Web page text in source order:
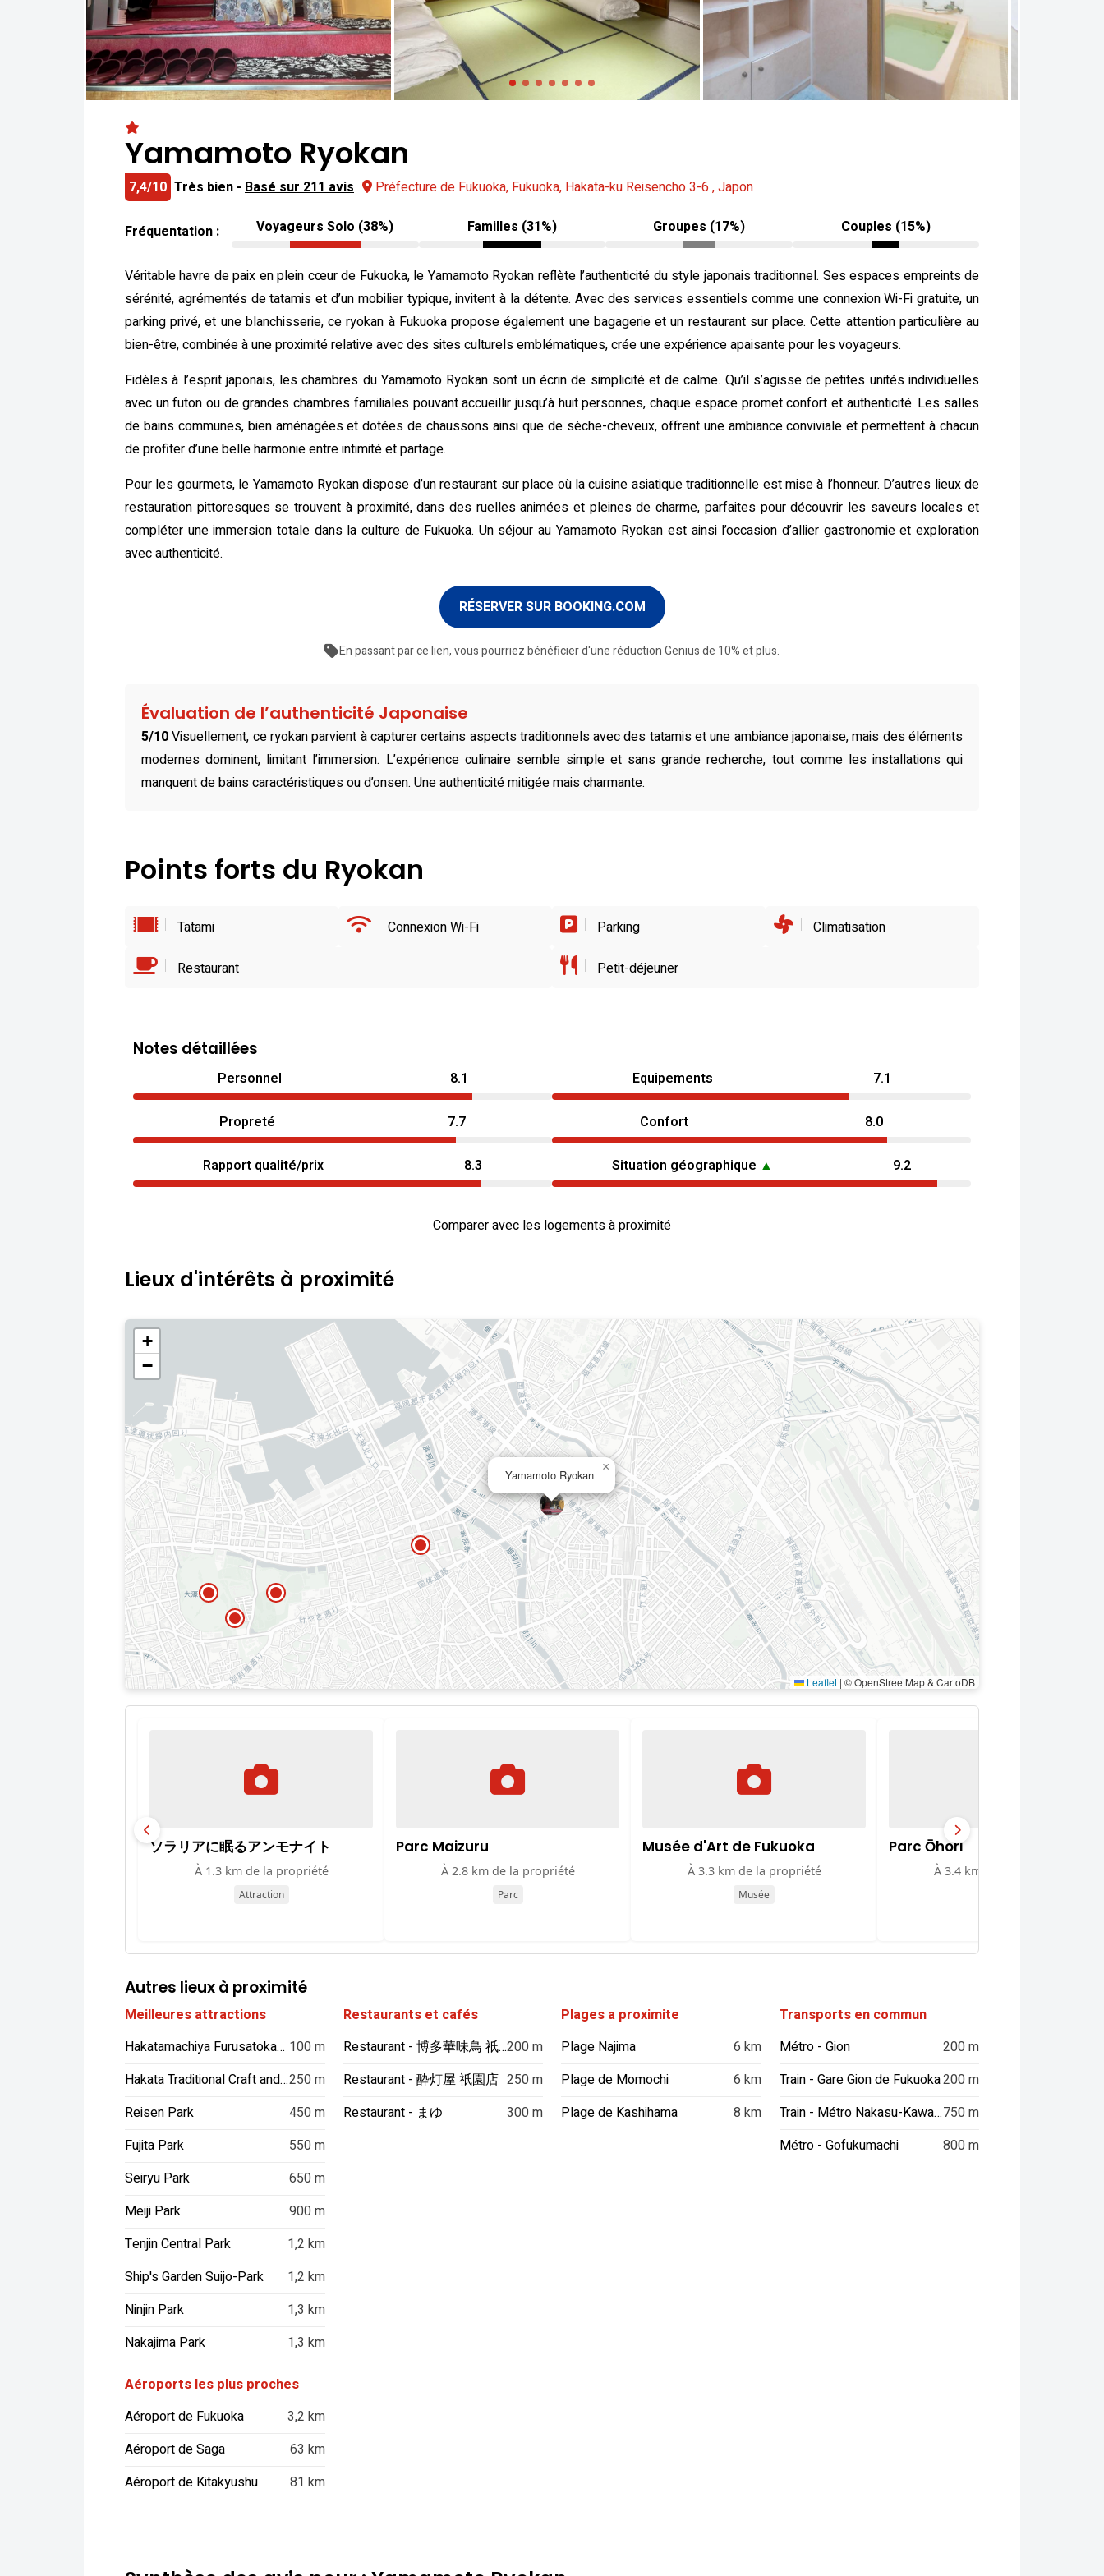
Yamamoto Ryokan
7,4/10 Très bien - Basé sur 211 avis Préfecture de Fukuoka, Fukuoka, Hakata-ku Reisencho 3-6 , Japon
Fréquentation : Voyageurs Solo (38%) Familles (31%) Groupes (17%) Couples (15%)
Véritable havre de paix en plein cœur de Fukuoka, le Yamamoto Ryokan reflète l’authenticité du style japonais traditionnel. Ses espaces empreints de
sérénité, agrémentés de tatamis et d’un mobilier typique, invitent à la détente. Avec des services essentiels comme une connexion Wi-Fi gratuite, un
parking privé, et une blanchisserie, ce ryokan à Fukuoka propose également une bagagerie et un restaurant sur place. Cette attention particulière au
bien-être, combinée à une proximité relative avec des sites culturels emblématiques, crée une expérience apaisante pour les voyageurs.
Fidèles à l’esprit japonais, les chambres du Yamamoto Ryokan sont un écrin de simplicité et de calme. Qu’il s’agisse de petites unités individuelles
avec un futon ou de grandes chambres familiales pouvant accueillir jusqu’à huit personnes, chaque espace promet confort et authenticité. Les salles
de bains communes, bien aménagées et dotées de chaussons ainsi que de sèche-cheveux, offrent une ambiance conviviale et permettent à chacun
de profiter d’une belle harmonie entre intimité et partage.
Pour les gourmets, le Yamamoto Ryokan dispose d’un restaurant sur place où la cuisine asiatique traditionnelle est mise à l’honneur. D’autres lieux de
restauration pittoresques se trouvent à proximité, dans des ruelles animées et pleines de charme, parfaites pour découvrir les saveurs locales et
compléter une immersion totale dans la culture de Fukuoka. Un séjour au Yamamoto Ryokan est ainsi l’occasion d’allier gastronomie et exploration
avec authenticité.
RÉSERVER SUR BOOKING.COM
En passant par ce lien, vous pourriez bénéficier d'une réduction Genius de 10% et plus.
Évaluation de l’authenticité Japonaise
5/10Visuellement, ce ryokan parvient à capturer certains aspects traditionnels avec des tatamis et une ambiance japonaise, mais des éléments
modernes dominent, limitant l’immersion. L’expérience culinaire semble simple et sans grande recherche, tout comme les installations qui
manquent de bains caractéristiques ou d’onsen. Une authenticité mitigée mais charmante.
Points forts du Ryokan
Tatami Connexion Wi-Fi Parking Climatisation
Restaurant Petit-déjeuner
Notes détaillées
Personnel 8.1 Equipements 7.1
Propreté 7.7 Confort 8.0
Rapport qualité/prix 8.3 Situation géographique ▲ 9.2
Comparer avec les logements à proximité
Lieux d'intérêts à proximité
Yamamoto Ryokan
×
+
−
Leaflet | © OpenStreetMap & CartoDB
ソラリアに眠るアンモナイト
À 1.3 km de la propriété
Attraction
Parc Maizuru
À 2.8 km de la propriété
Parc
Musée d'Art de Fukuoka
À 3.3 km de la propriété
Musée
Parc Ōhori
À 3.4 km de la propriété
Autres lieux à proximité
Meilleures attractions
Hakatamachiya Furusatokan Museum 100 m
Hakata Traditional Craft and Design Museum250 m
Reisen Park
450 m
Fujita Park
550 m
Seiryu Park
650 m
Meiji Park
900 m
Tenjin Central Park
1,2 km
Ship's Garden Suijo-Park
1,2 km
Ninjin Park
1,3 km
Nakajima Park
1,3 km
Restaurants et cafés
Restaurant - 博多華味鳥 祇園店200 m
Restaurant - 酔灯屋 祇園店 250 m
Restaurant - まゆ
300 m
Plages a proximite
Plage Najima
6 km
Plage de Momochi
6 km
Plage de Kashihama
8 km
Transports en commun
Métro - Gion
200 m
Train - Gare Gion de Fukuoka200 m
Train - Métro Nakasu-Kawabata750 m
Métro - Gofukumachi
800 m
Aéroports les plus proches
Aéroport de Fukuoka
3,2 km
Aéroport de Saga
63 km
Aéroport de Kitakyushu
81 km